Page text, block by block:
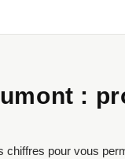
:
chiffres pour vous